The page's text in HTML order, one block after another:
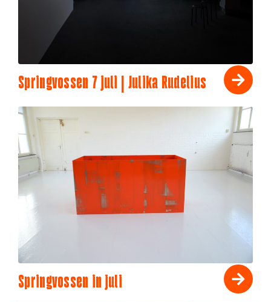
Springvossen 7 juli | Julika Rudelius
Springvossen in juli